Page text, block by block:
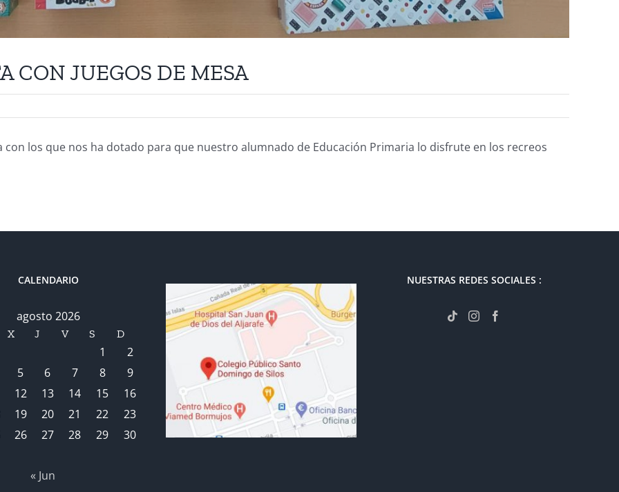
CON JUEGOS DE MESA
con los que nos ha dotado para que nuestro alumnado de Educación Primaria lo disfrute en los recreos
CALENDARIO
agosto 2026
X J V S D
1
2
5 6 7 8
9
12 13 14 15
16
19 20 21 22
23
26 27 28 29
30
« Jun
NUESTRAS REDES SOCIALES :